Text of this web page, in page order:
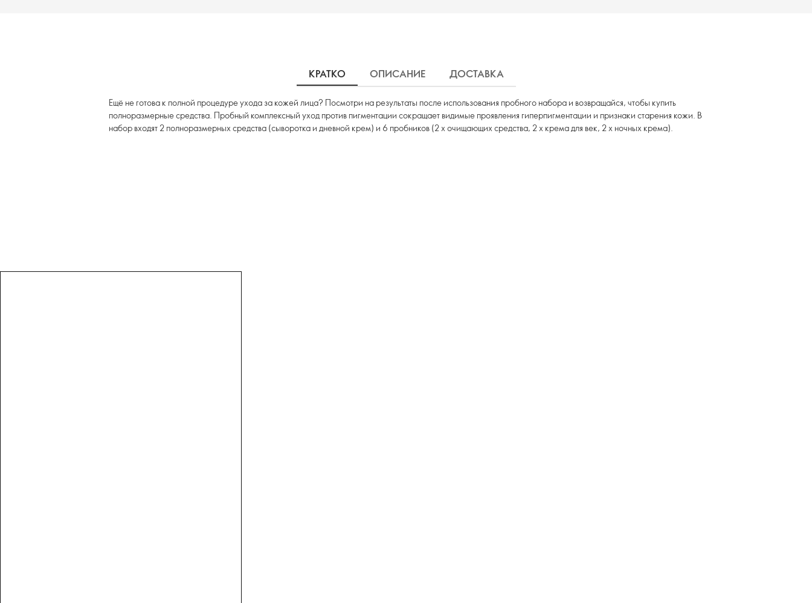
КРАТКО ОПИСАНИЕ ДОСТАВКА
Ещё не готова к полной процедуре ухода за кожей лица? Посмотри на результаты после использования пробного набора и возвращайся, чтобы купить
полноразмерные средства. Пробный комплексный уход против пигментации сокращает видимые проявления гиперпигментации и признаки старения кожи. В
набор входят 2 полноразмерных средства (сыворотка и дневной крем) и 6 пробников (2 х очищающих средства, 2 х крема для век, 2 х ночных крема).